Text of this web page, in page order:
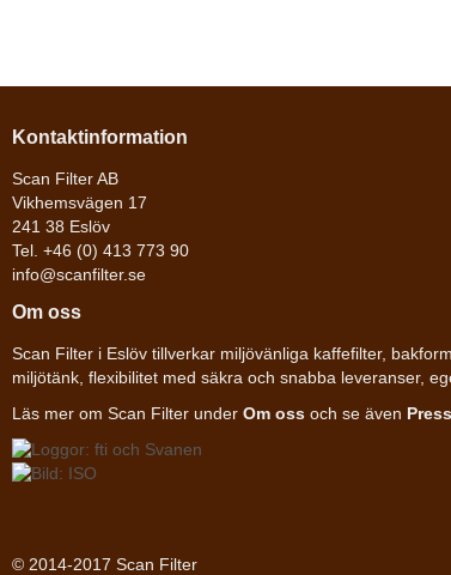
Kontaktinformation
Scan Filter AB
Vikhemsvägen 17
241 38 Eslöv
Tel. +46 (0) 413 773 90
info@scanfilter.se
Om oss
Scan Filter i Eslöv tillverkar miljövänliga kaffefilter,
miljötänk, flexibilitet med säkra och snabba leveranser,
Läs mer om Scan Filter under Om oss och se även
© 2014-2017 Scan Filter